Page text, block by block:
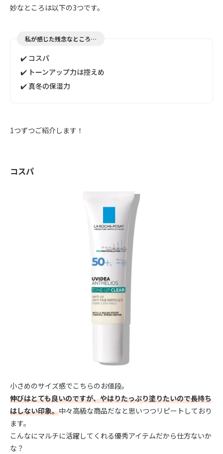
妙なところは以下の3つです。
私が感じた残念なところ…
✔️ コスパ
✔️ トーンアップ力は控えめ
✔️ 真冬の保湿力
1つずつご紹介します！
コスパ
小さめのサイズ感でこちらのお値段。
伸びはとても良いのですが、やはりたっぷり塗りたいので長持ち
はしない印象。中々高級な商品だなと思いつつリピートしており
ます。
こんなにマルチに活躍してくれる優秀アイテムだから仕方ないか
な？